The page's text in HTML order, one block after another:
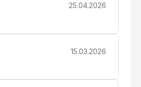
25.04.2026
15.03.2026